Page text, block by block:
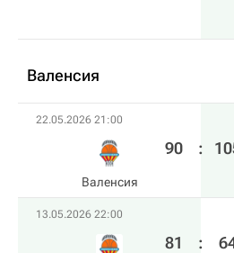
Валенсия
22.05.2026 21:00
Валенсия
90 :
13.05.2026 22:00
81 :